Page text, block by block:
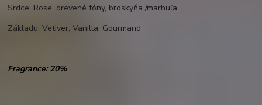
Srdce: Rose, drevené tóny, broskyňa /marhuľa
Základu:Vetiver, Vanilla, Gourmand
Fragrance: 20%